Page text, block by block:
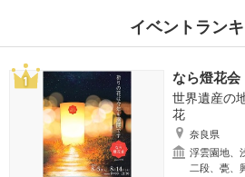
イベントラン
なら燈花会
世界遺産の
花
奈良県
浮雲園地、
二段、甍、